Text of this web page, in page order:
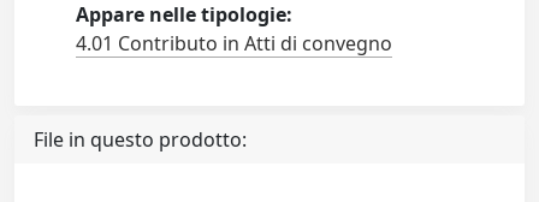
Appare nelle tipologie:
4.01 Contributo in Atti di convegno
File in questo prodotto: